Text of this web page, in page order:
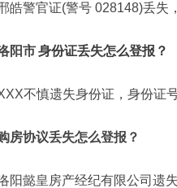
皓警官证(警号 028148)丢失
阳市身份证丢失怎么登报？
不慎遗失身份证，身份证
房协议丢失怎么登报？
阳懿皇房产经纪有限公司遗